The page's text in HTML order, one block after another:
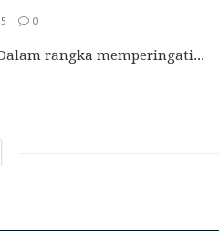
0
rangka memperingati...